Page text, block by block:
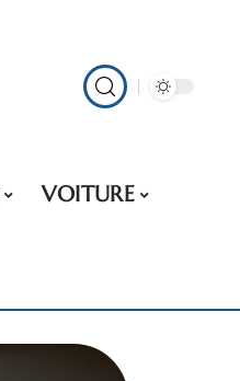
VOITURE